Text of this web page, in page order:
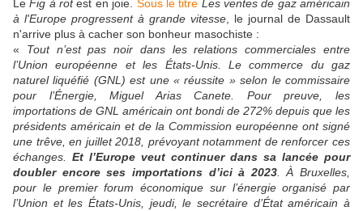
LeFig à rotest en joie. Sous le titre Les ventes de gaz américain
à l'Europe progressent à grande vitesse , le journal de Dassault
n'arrive plus à cacher son bonheur masochiste :
« Tout n’est pas noir dans les relations commerciales entre
l’Union européenne et les États-Unis. Le commerce du gaz
naturel liquéfié (GNL) est une « réussite » selon le commissaire
pour l’Énergie, Miguel Arias Canete. Pour preuve, les
importations de GNL américain ont bondi de 272% depuis que les
présidents américain et de la Commission européenne ont signé
une trêve, en juillet 2018, prévoyant notamment de renforcer ces
échanges. Et l’Europe veut continuer dans sa lancée pour
doubler encore ses importations d’ici à 2023. À Bruxelles,
pour le premier forum économique sur l’énergie organisé par
l’Union et les États-Unis, jeudi, le secrétaire d’État américain à